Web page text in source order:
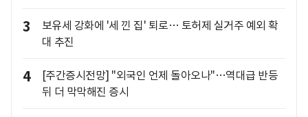
3
보유세 강화에 '세 낀 집' 퇴로… 토허제 실거주 예외 확
대 추진
4
[주간증시전망] "외국인 언제 돌아오나"…역대급 반등
뒤 더 막막해진 증시